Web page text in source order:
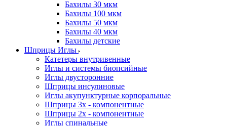
Бахилы 30 мкм
Бахилы 100 мкм
Бахилы 50 мкм
Бахилы 40 мкм
Бахилы детские
Шприцы Иглы
Катетеры внутривенные
Иглы и системы биопсийные
Иглы двусторонние
Шприцы инсулиновые
Иглы акупунктурные корпоральные
Шприцы 3х - компонентные
Шприцы 2х - компонентные
Иглы спинальные